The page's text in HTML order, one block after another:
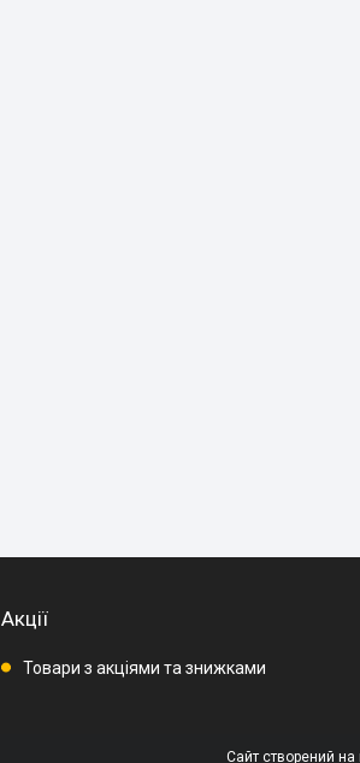
Акції
Товари з акціями та знижками
Сайт створений на